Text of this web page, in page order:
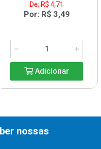
De: R$ 4,71
Por: R$ 3,49
Adicionar
nossas